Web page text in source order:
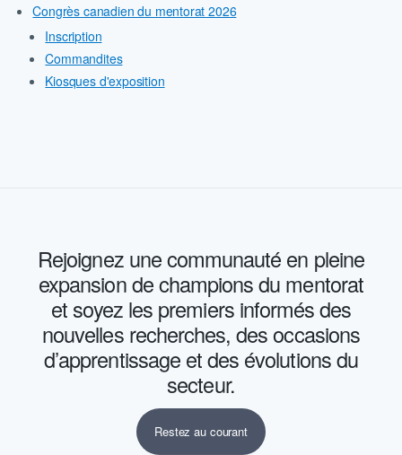
Congrès canadien du mentorat 2026
Inscription
Commandites
Kiosques d'exposition
Rejoignez une communauté en pleine
expansion de champions du mentorat
et soyez les premiers informés des
nouvelles recherches, des occasions
d’apprentissage et des évolutions du
secteur.
Restez au courant